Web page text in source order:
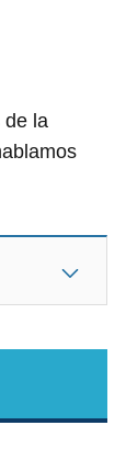
de la